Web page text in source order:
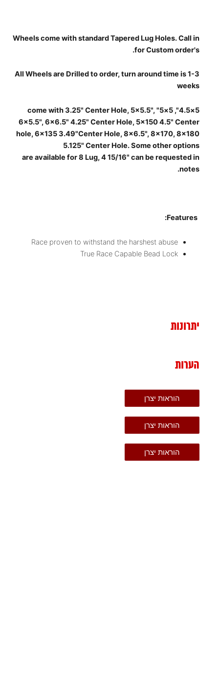
Wheels come with standard Tapered Lug Holes. Call in
for Custom order's.
All Wheels are Drilled to order, turn around time is 1-3
weeks
5×4.5", 5×5" come with 3.25" Center Hole, 5×5.5",
6×5.5", 6×6.5" 4.25" Center Hole, 5×150 4.5" Center
hole, 6×135 3.49"Center Hole, 8×6.5", 8×170, 8×180
5.125" Center Hole. Some other options
are available for 8 Lug, 4 15/16" can be requested in
notes.
Features:
Race proven to withstand the harshest abuse
True Race Capable Bead Lock
יתרונות
הערות
הוראות יצרן
הוראות יצרן
הוראות יצרן